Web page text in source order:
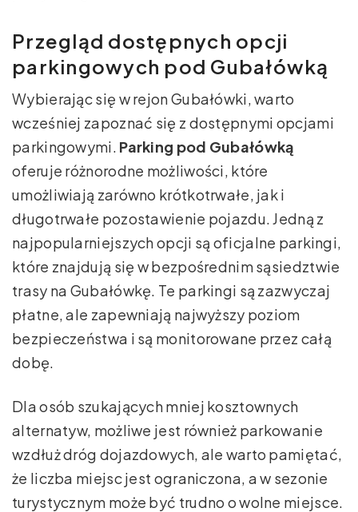
Przegląd dostępnych opcji
parkingowych pod Gubałówką
Wybierając się w rejon Gubałówki, warto
wcześniej zapoznać się z dostępnymi opcjami
parkingowymi. Parking pod Gubałówką
oferuje różnorodne możliwości, które
umożliwiają zarówno krótkotrwałe, jak i
długotrwałe pozostawienie pojazdu. Jedną z
najpopularniejszych opcji są oficjalne parkingi,
które znajdują się w bezpośrednim sąsiedztwie
trasy na Gubałówkę. Te parkingi są zazwyczaj
płatne, ale zapewniają najwyższy poziom
bezpieczeństwa i są monitorowane przez całą
dobę.
Dla osób szukających mniej kosztownych
alternatyw, możliwe jest również parkowanie
wzdłuż dróg dojazdowych, ale warto pamiętać,
że liczba miejsc jest ograniczona, a w sezonie
turystycznym może być trudno o wolne miejsce.